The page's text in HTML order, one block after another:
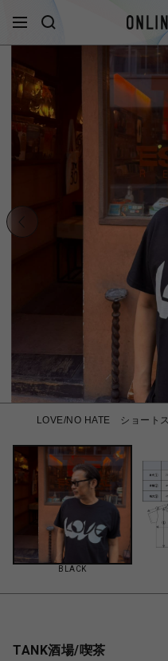
LOVE/NO HATE ショート
BLACK
TANK酒場/喫茶